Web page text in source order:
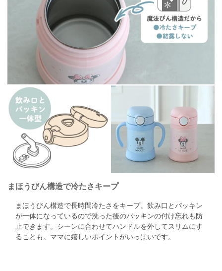
まほうびん構造で冷たさキープ
まほうびん構造で長時間冷たさをキープ。 飲み口とパッキン
が一体になっているので洗った後のパッキンの付け忘れも防
止できます。 シーンに合わせてハンドルを外してスリムにす
ることも。 ママに嬉しいポイントがいっぱいです。